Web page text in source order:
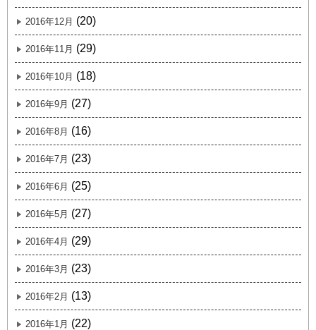
2016年12月 (20)
2016年11月 (29)
2016年10月 (18)
2016年9月 (27)
2016年8月 (16)
2016年7月 (23)
2016年6月 (25)
2016年5月 (27)
2016年4月 (29)
2016年3月 (23)
2016年2月 (13)
2016年1月 (22)